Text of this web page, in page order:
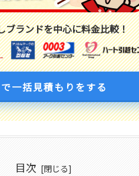
ブランドを中心に料金比較！
一括見積もりをする
目次